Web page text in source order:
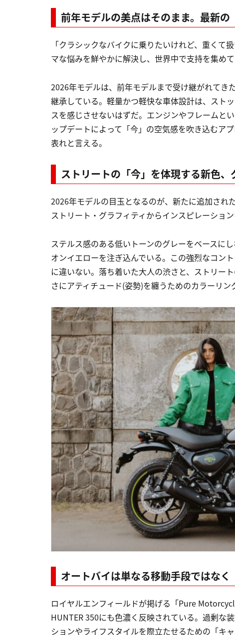
前年モデルの美点はそのまま。最新
「クラシックなバイクに乗りたいけれど、重くて
マな悩みを鮮やかに解決し、世界中で支持を集め
2026年モデルは、前年モデルまで受け継がれてき
継承している。軽量かつ軽快な車体設計は、スト
スを感じさせないはずだ。エンジンやフレームと
ップデートによって「今」の空気感を吹き込むア
表れと言える。
ストリートの「今」を体現する新色、
2026年モデルの目玉となるのが、新たに追加され
ストリート・グラフィティからインスピレーショ
ステルス感のある低いトーンのグレーをベースに
オンイエローを注ぎ込んでいる。この強烈なコン
に違いない。落ち着いた大人の渋さと、ストリー
さにアティチュード(姿勢)を纏うためのカラーリン
オートバイは単なる移動手段ではな
ロイヤルエンフィールドが掲げる「Pure
HUNTER 350にも色濃く反映されている。過剰な
ションやライフスタイルを際立たせるための「キ